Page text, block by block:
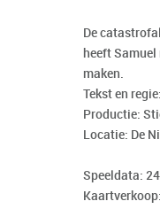
De
heeft Samuel
maken.
Tekst en
Productie:
Locatie: De
Speeldata:
Kaartverkoop: